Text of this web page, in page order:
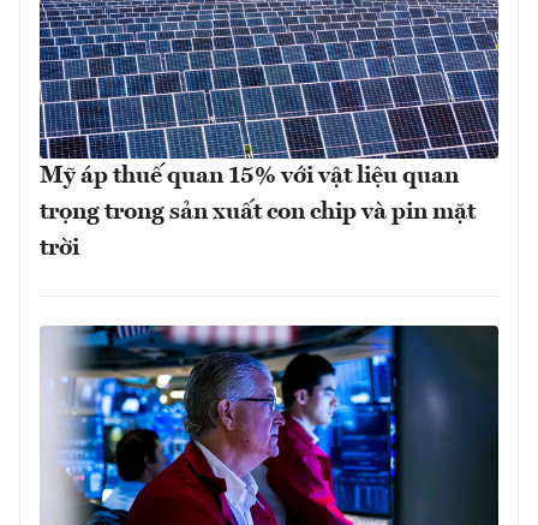
Mỹ áp thuế quan 15% với vật liệu quan
trọng trong sản xuất con chip và pin mặt
trời